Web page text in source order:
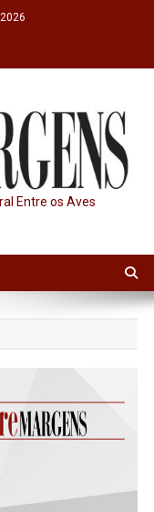
Entre os Aves